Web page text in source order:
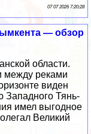
07 07 2026 7:20:28
— обзор
области.
между реками
виден
Западного Тянь-
имел выгодное
Великий